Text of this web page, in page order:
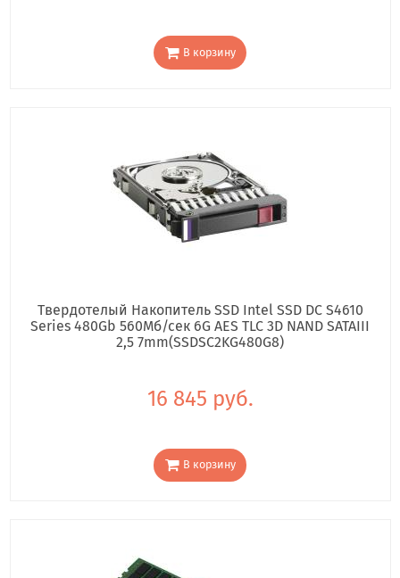
В корзину
Твердотелый Накопитель SSD Intel SSD DC S4610
Series 480Gb 560Мб/сек 6G AES TLC 3D NAND SATAIII
2,5 7mm(SSDSC2KG480G8)
16 845 руб.
В корзину